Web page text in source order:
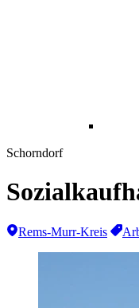
Schorndorf
Rems-Murr-Kreis